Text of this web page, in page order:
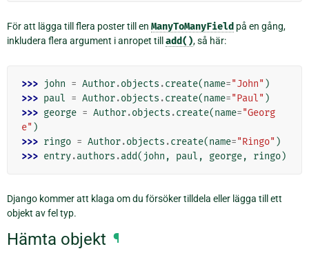
För att lägga till flera poster till en ManyToManyField på en gång,
inkludera flera argument i anropet till add(), så här:
>>> john = Author.objects .create(name="John" )
>>> paul = Author.objects .create(name="Paul" )
>>> george = Author.objects .create(name="Georg
e" )
>>> ringo = Author.objects .create(name="Ringo" )
>>> entry.authors .add( john , paul , george, ringo)
Django kommer att klaga om du försöker tilldela eller lägga till ett
objekt av fel typ.
Hämta objekt ¶